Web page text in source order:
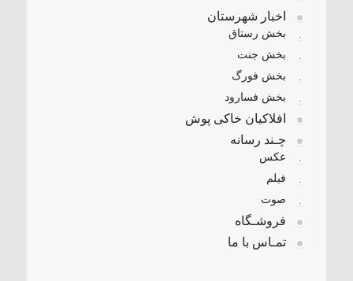
اخبار شهرستان
بخش رستاق
بخش جنت
بخش فورگ
بخش فسارود
افلاکیان خاکی پوش
چـند رسانه
عکس
فیلم
صوت
فروشـگاه
تمـاس با ما